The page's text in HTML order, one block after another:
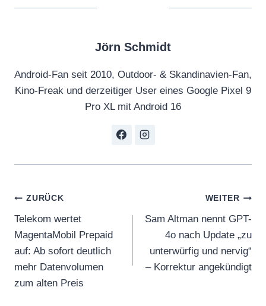
Jörn Schmidt
Android-Fan seit 2010, Outdoor- & Skandinavien-Fan,
Kino-Freak und derzeitiger User eines Google Pixel 9
Pro XL mit Android 16
Beitragsnavigation
ZURÜCK
Telekom wertet
MagentaMobil Prepaid
auf: Ab sofort deutlich
mehr Datenvolumen
zum alten Preis
WEITER
Sam Altman nennt GPT-
4o nach Update „zu
unterwürfig und nervig“
– Korrektur angekündigt